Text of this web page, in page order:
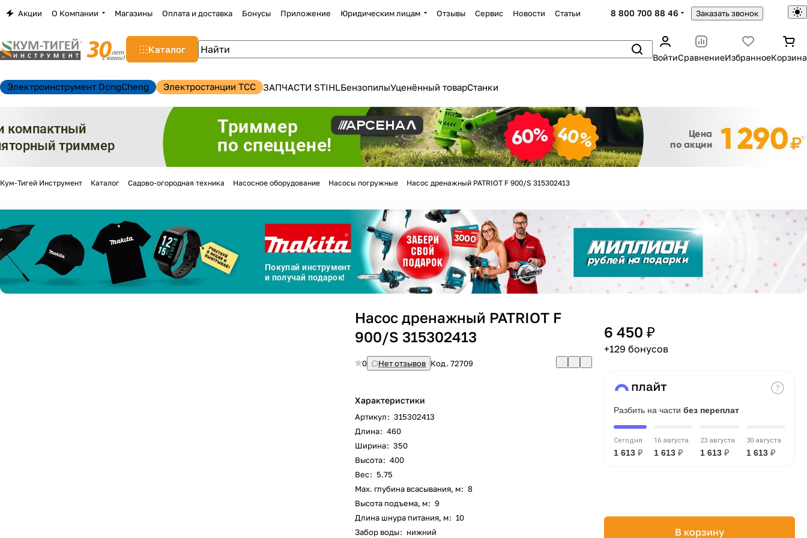
Акции О Компании Магазины Оплата и доставка Бонусы Приложение Юридическим лицам Отзывы Сервис Новости Статьи 8 800 700 88 46 Заказать звонок
Каталог
ВойтиСравнениеИзбранноеКорзина
Электроинструмент DongCheng Электростанции TCC ЗАПЧАСТИ STIHLБензопилыУценённый товарСтанки
Кум-Тигей Инструмент Каталог Садово-огородная техника Насосное оборудование Насосы погружные Насос дренажный PATRIOT F 900/S 315302413
Насос дренажный PATRIOT F
900/S 315302413
0 Нет отзывов Код.72709
Характеристики
Артикул: 315302413
Длина: 460
Ширина: 350
Высота: 400
Вес: 5.75
Max. глубина всасывания, м: 8
Высота подъема, м: 9
Длина шнура питания, м: 10
Забор воды: нижний
6 450 ₽
+129 бонусов
Разбить на части без переплат
Сегодня
1 613 ₽
16 августа
1 613 ₽
23 августа
1 613 ₽
30 августа
1 613 ₽
В корзину
Для клиентов всех банков
на частибез переплат
График платежей
Добавляйте товарыв корзину
Оплачивайте сегодня только
% картой любого банка
Получайте товарвыбранный способом